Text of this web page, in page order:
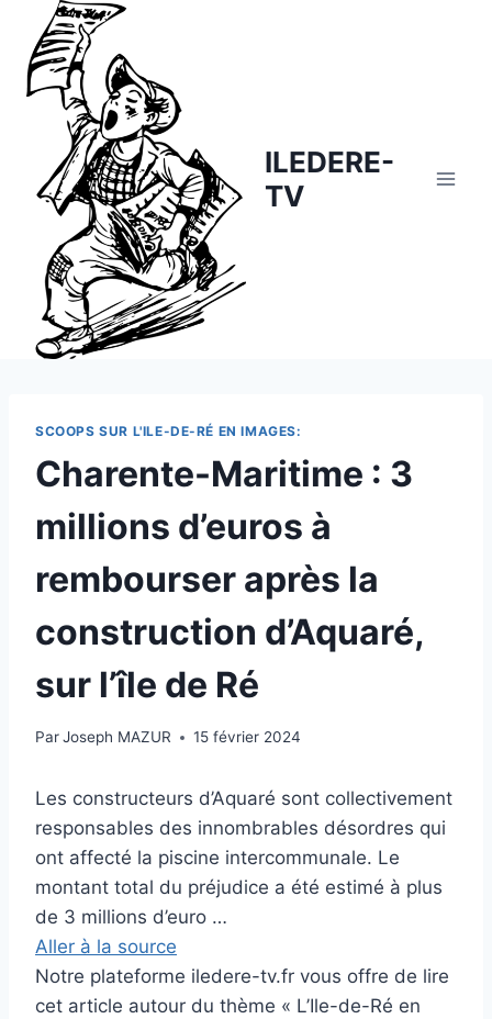
content
ILEDERE-
TV
SCOOPS SUR L'ILE-DE-RÉ EN IMAGES:
Charente-Maritime : 3
millions d’euros à
rembourser après la
construction d’Aquaré,
sur l’île de Ré
ParJoseph MAZUR 15 février 2024
Les constructeurs d’Aquaré sont collectivement
responsables des innombrables désordres qui
ont affecté la piscine intercommunale. Le
montant total du préjudice a été estimé à plus
de 3 millions d’euro …
Aller à la source
Notre plateforme iledere-tv.fr vous offre de lire
cet article autour du thème « L’Ile-de-Ré en